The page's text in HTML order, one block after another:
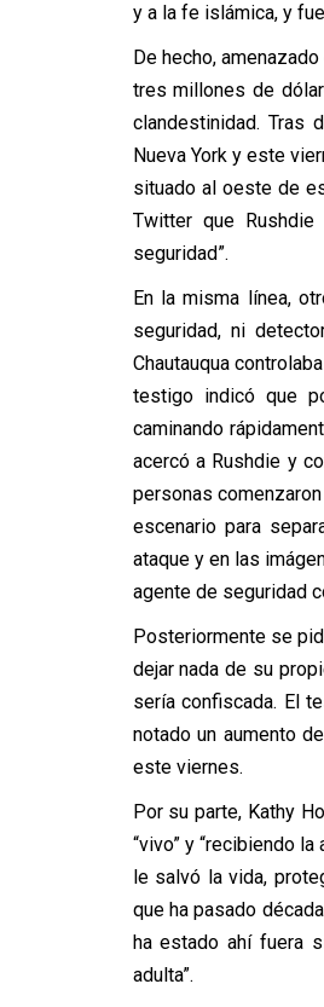
y a la fe islámica, y
De hecho,
tres millones de
clandestinidad. Tras
Nueva York y este
situado al oeste de
Twitter que
seguridad”.
En la misma línea,
seguridad, ni
Chautauqua
testigo indicó que
caminando
acercó a Rushdie y
personas
escenario para
ataque y en las
agente de seguridad
Posteriormente se
dejar nada de su
sería confiscada. El
notado un aumento
este viernes.
Por su parte, Kathy
“vivo” y “recibiendo
le salvó la vida,
que ha pasado
ha estado ahí fuera
adulta”.